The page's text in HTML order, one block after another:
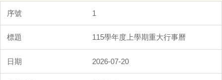
1
115學年度上學期重大行事曆
2026-07-20